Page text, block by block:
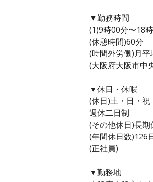
▼勤務時間
(1)9時00分〜18
(休憩時間)60分
(時間外労働)月平
(大阪府大阪市中
▼休日・休暇
(休日)土・日・祝
週休二日制
(その他休日)長期
(年間休日数)126
(正社員)
▼勤務地